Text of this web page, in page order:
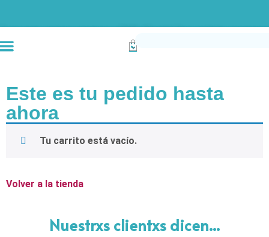
Este es tu pedido hasta
ahora
Tu carrito está vacío.
Volver a la tienda
Nuestrxs clientxs dicen...